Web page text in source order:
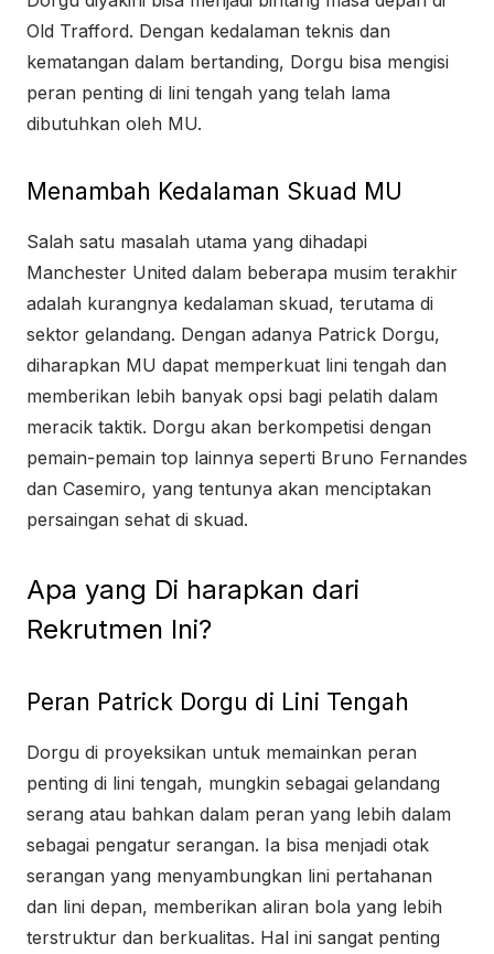
Old Trafford. Dengan kedalaman teknis dan
kematangan dalam bertanding, Dorgu bisa mengisi
peran penting di lini tengah yang telah lama
dibutuhkan oleh MU.
Menambah Kedalaman Skuad MU
Salah satu masalah utama yang dihadapi
Manchester United dalam beberapa musim terakhir
adalah kurangnya kedalaman skuad, terutama di
sektor gelandang. Dengan adanya Patrick Dorgu,
diharapkan MU dapat memperkuat lini tengah dan
memberikan lebih banyak opsi bagi pelatih dalam
meracik taktik. Dorgu akan berkompetisi dengan
pemain-pemain top lainnya seperti Bruno Fernandes
dan Casemiro, yang tentunya akan menciptakan
persaingan sehat di skuad.
Apa yang Di harapkan dari
Rekrutmen Ini?
Peran Patrick Dorgu di Lini Tengah
Dorgu di proyeksikan untuk memainkan peran
penting di lini tengah, mungkin sebagai gelandang
serang atau bahkan dalam peran yang lebih dalam
sebagai pengatur serangan. Ia bisa menjadi otak
serangan yang menyambungkan lini pertahanan
dan lini depan, memberikan aliran bola yang lebih
terstruktur dan berkualitas. Hal ini sangat penting